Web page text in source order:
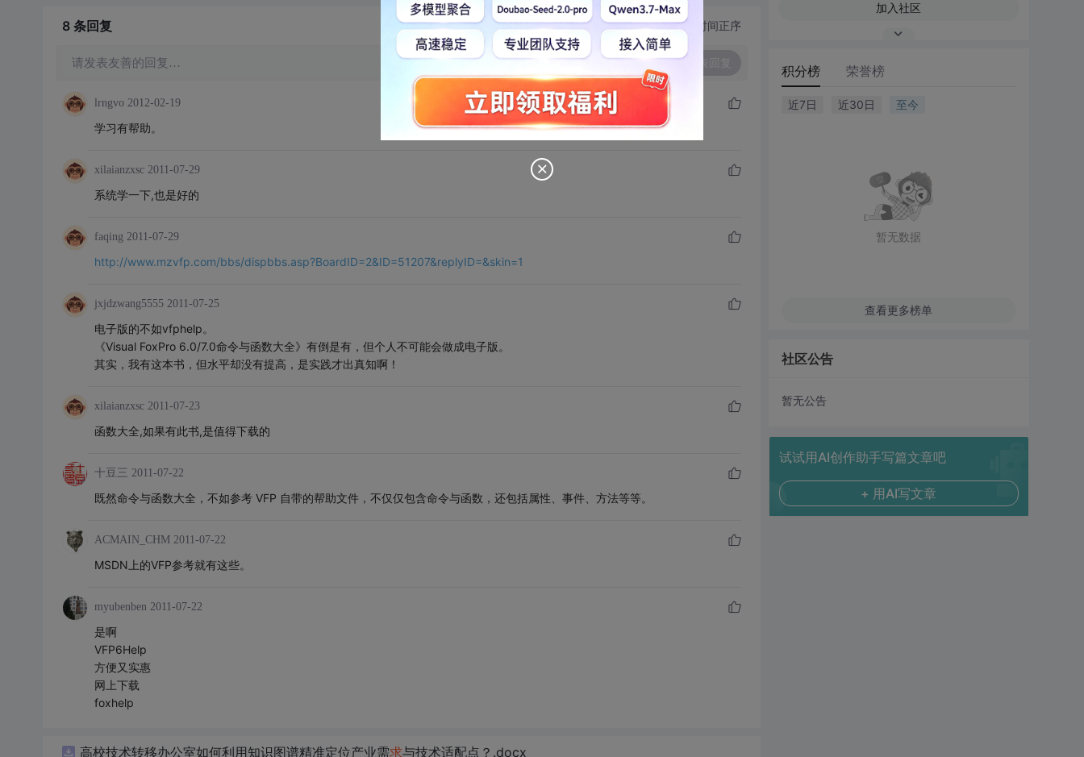
8 条回复 切换为时间正序
请发表友善的回复…
lrngvo 2012-02-19
学习有帮助。
xilaianzxsc 2011-07-29
系统学一下,也是好的
faqing 2011-07-29
http://www.mzvfp.com/bbs/dispbbs.asp?BoardID=2&ID=51207&replyID=&skin=1
jxjdzwang5555 2011-07-25
电子版的不如vfphelp。
《Visual FoxPro 6.0/7.0命令与函数大全》有倒是有，但个人不可能会做成电子版。
其实，我有这本书，但水平却没有提高，是实践才出真知啊！
xilaianzxsc 2011-07-23
函数大全,如果有此书,是值得下载的
十豆三 2011-07-22
既然命令与函数大全，不如参考 VFP 自带的帮助文件，不仅仅包含命令与函数，还包括属性、事件、方法等等。
ACMAIN_CHM 2011-07-22
MSDN上的VFP参考就有这些。
myubenben 2011-07-22
是啊
VFP6Help
方便又实惠
网上下载
foxhelp
高校技术转移办公室如何利用知识图谱精准定位产业需求与技术适配点？.docx
加入社区
积分榜 荣誉榜
近7日 近30日 至今
暂无数据
查看更多榜单
社区公告
暂无公告
试试用AI创作助手写篇文章吧
+ 用AI写文章